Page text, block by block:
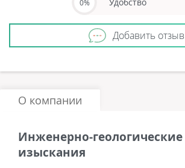
0%
Добавить отзыв
О компании
Инженерно-геологические
изыскания